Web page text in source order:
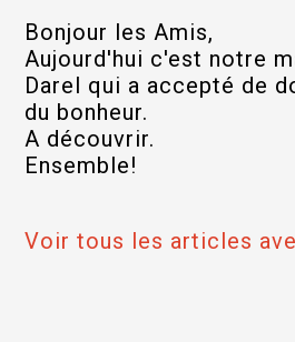
Bonjour les Amis,
Aujourd'hui c'est notre
Darel qui a accepté de
du bonheur.
A découvrir.
Ensemble!
Voir tous les articles